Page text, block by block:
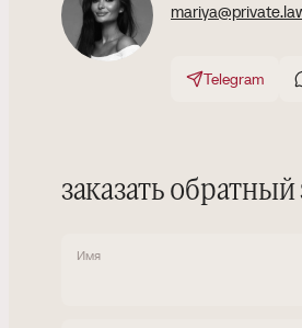
Telegram
заказать обратный
Имя